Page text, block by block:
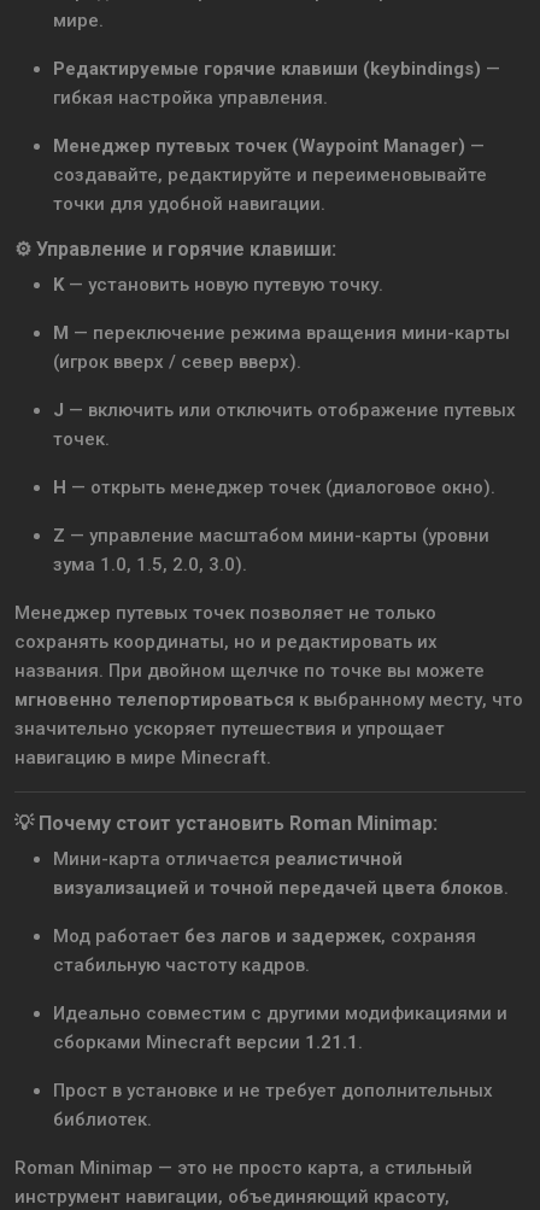
мире.
Редактируемые горячие клавиши (keybindings) —
гибкая настройка управления.
Менеджер путевых точек (Waypoint Manager) —
создавайте, редактируйте и переименовывайте
точки для удобной навигации.
⚙️ Управление и горячие клавиши:
K— установить новую путевую точку.
M — переключение режима вращения мини-карты
(игрок вверх / север вверх).
J — включить или отключить отображение путевых
точек.
H — открыть менеджер точек (диалоговое окно).
Z — управление масштабом мини-карты (уровни
зума 1.0, 1.5, 2.0, 3.0).
Менеджер путевых точек позволяет не только
сохранять координаты, но и редактировать их
названия. При двойном щелчке по точке вы можете
мгновенно телепортироваться к выбранному месту, что
значительно ускоряет путешествия и упрощает
навигацию в мире Minecraft.
💡 Почему стоит установить Roman Minimap:
Мини-карта отличается реалистичной
визуализацией и точной передачей цвета блоков.
Мод работает без лагов и задержек, сохраняя
стабильную частоту кадров.
Идеально совместим с другими модификациями и
сборками Minecraft версии 1.21.1 .
Прост в установке и не требует дополнительных
библиотек.
Roman Minimap — это не просто карта, а стильный
инструмент навигации, объединяющий красоту,